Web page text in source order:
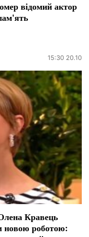
відомий актор
15:30 20.10
Кравець
новою роботою: